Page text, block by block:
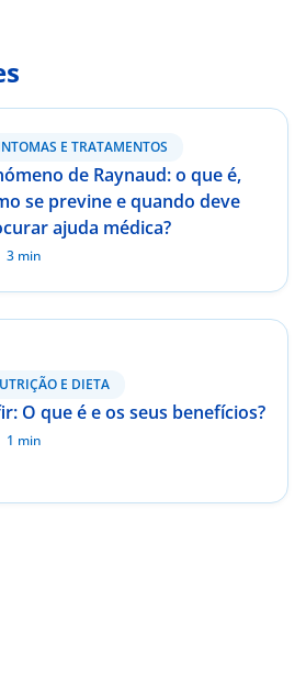
E TRATAMENTOS
de Raynaud: o que é,
se previne e quando deve
ajuda médica?
3 min
E DIETA
O que é e os seus benefícios?
1 min